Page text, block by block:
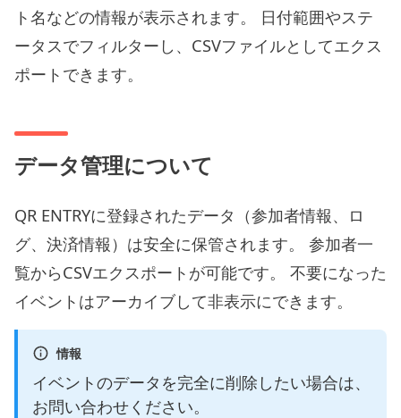
ト名などの情報が表示されます。 日付範囲やステ
ータスでフィルターし、CSVファイルとしてエクス
ポートできます。
データ管理について
QR ENTRYに登録されたデータ（参加者情報、ロ
グ、決済情報）は安全に保管されます。 参加者一
覧からCSVエクスポートが可能です。 不要になった
イベントはアーカイブして非表示にできます。
情報
イベントのデータを完全に削除したい場合は、
お問い合わせください。